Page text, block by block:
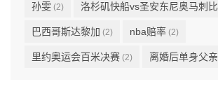
孙雯 (2) 洛杉矶快船vs圣安东尼奥马刺
巴西哥斯达黎加 (2) nba赔率 (2)
里约奥运会百米决赛 (2) 离婚后单身父